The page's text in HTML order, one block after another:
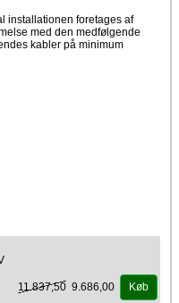
installationen foretages af
med den medfølgende
kabler på minimum
11.837,50 9.686,00 Køb